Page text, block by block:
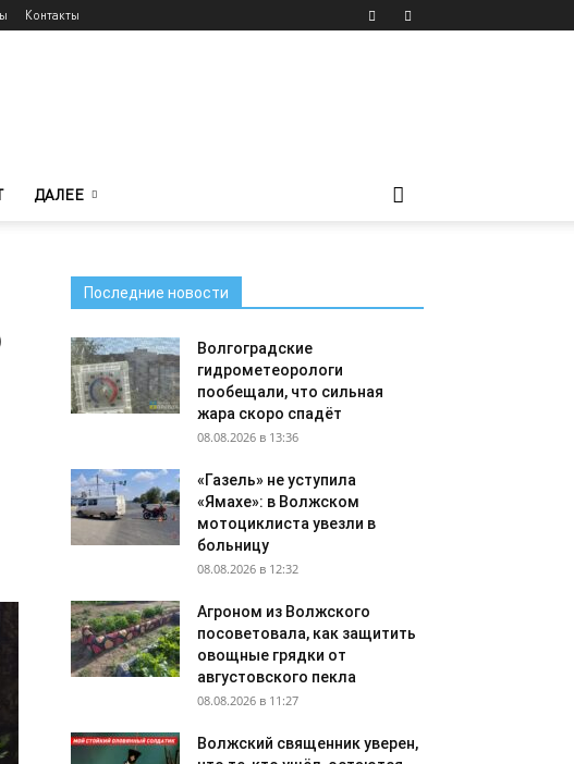
Контакты
ДАЛЕЕ
Последние новости
Волгоградские
гидрометеорологи
пообещали, что сильная
жара скоро спадёт
08.08.2026 в 13:36
«Газель» не уступила
«Ямахе»: в Волжском
мотоциклиста увезли в
больницу
08.08.2026 в 12:32
Агроном из Волжского
посоветовала, как защитить
овощные грядки от
августовского пекла
08.08.2026 в 11:27
Волжский священник уверен,